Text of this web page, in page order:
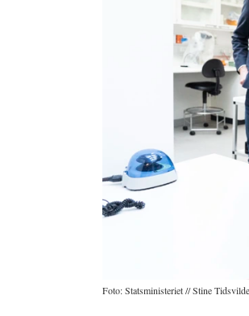
Foto: Statsministeriet // Stine Tidsvilde